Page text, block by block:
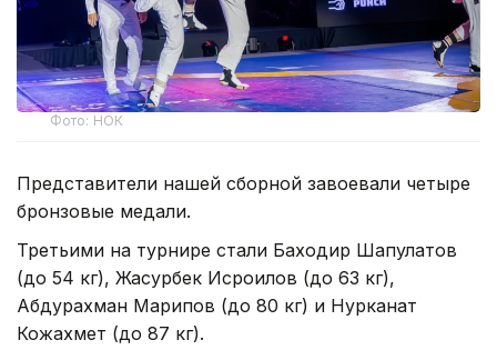
Фото: НОК
Представители нашей сборной завоевали четыре
бронзовые медали.
Третьими на турнире стали Баходир Шапулатов
(до 54 кг), Жасурбек Исроилов (до 63 кг),
Абдурахман Марипов (до 80 кг) и Нурканат
Кожахмет (до 87 кг).